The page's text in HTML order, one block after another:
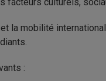
la mobilité
: